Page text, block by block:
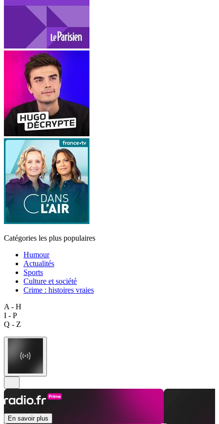
Catégories les plus populaires
Humour
Actualités
Sports
Culture et société
Crime : histoires vraies
A - H
I - P
Q - Z
En savoir plus